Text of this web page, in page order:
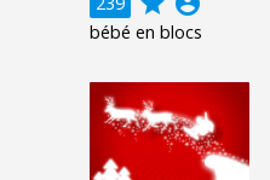
bébé en blocs